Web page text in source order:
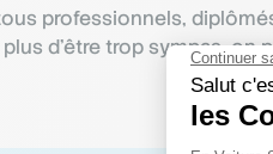
professionnels,
d’être trop sympas,